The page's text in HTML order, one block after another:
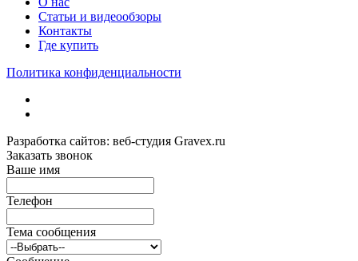
Статьи и видеообзоры
Контакты
Где купить
Политика конфиденциальности
Разработка сайтов: веб-студия Gravex.ru
Заказать звонок
Ваше имя
Телефон
Тема сообщения